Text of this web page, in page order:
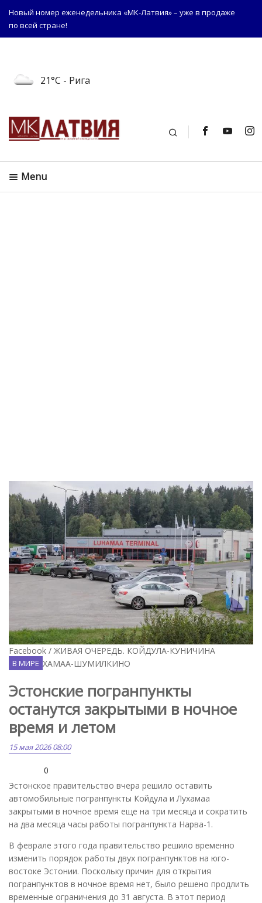
Новый номер еженедельника «МК-Латвия» – уже в продаже
по всей стране!
21°C - Рига
Поиск
Menu
Facebook / ЖИВАЯ ОЧЕРЕДЬ. КОЙДУЛА-КУНИЧИНА
ГОРА.ЛУХАМАА-ШУМИЛКИНО
В МИРЕ
Эстонские погранпункты
останутся закрытыми в ночное
время и летом
15 мая 2026 08:00
0
Эстонское правительство вчера решило оставить
автомобильные погранпункты Койдула и Лухамаа
закрытыми в ночное время еще на три месяца и сократить
на два месяца часы работы погранпункта Нарва-1.
В феврале этого года правительство решило временно
изменить порядок работы двух погранпунктов на юго-
востоке Эстонии. Поскольку причин для открытия
погранпунктов в ночное время нет, было решено продлить
временные ограничения до 31 августа. В этот период